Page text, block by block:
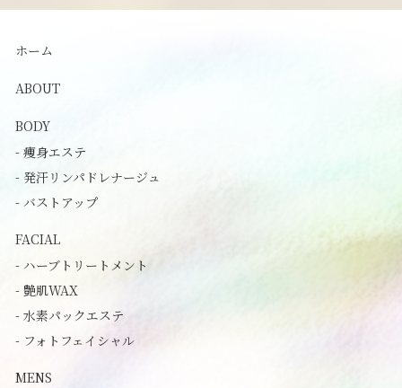
ホーム
ABOUT
BODY
- 痩身エステ
- 発汗リンパドレナージュ
- バストアップ
FACIAL
- ハーブトリートメント
- 艶肌WAX
- 水素パックエステ
- フォトフェイシャル
MENS